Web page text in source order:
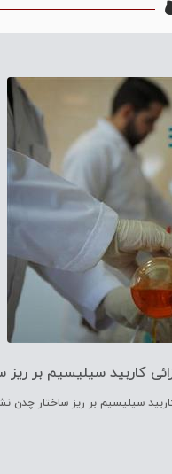
کاربید سیلیسیم بر ریز
سیلیسیم بر ریز ساختار چدن